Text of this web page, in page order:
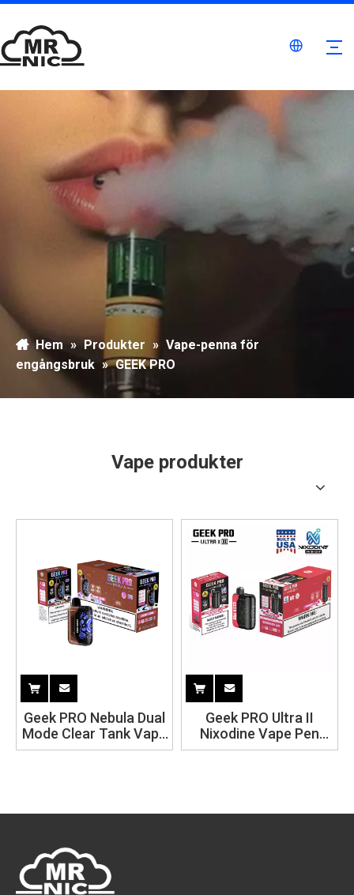
Hem » Produkter » Vape-penna för
engångsbruk » GEEK PRO
Vape produkter
Geek PRO Nebula Dual
Mode Clear Tank Vape
med 1500mAh batteri
Geek PRO Ultra II
Nixodine Vape Pen
60000 Puffs Original